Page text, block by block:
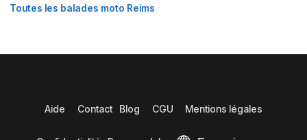
Toutes les balades moto Reims
Aide Contact Blog CGU Mentions légales